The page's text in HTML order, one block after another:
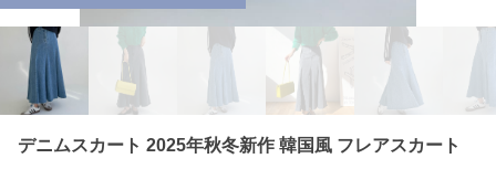
デニムスカート 2025年秋冬新作 韓国風 フレアスカート